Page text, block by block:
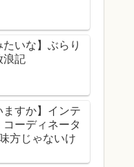
たいな】ぶらり
浪記
ますか】インテ
コーディネータ
方じゃないけ